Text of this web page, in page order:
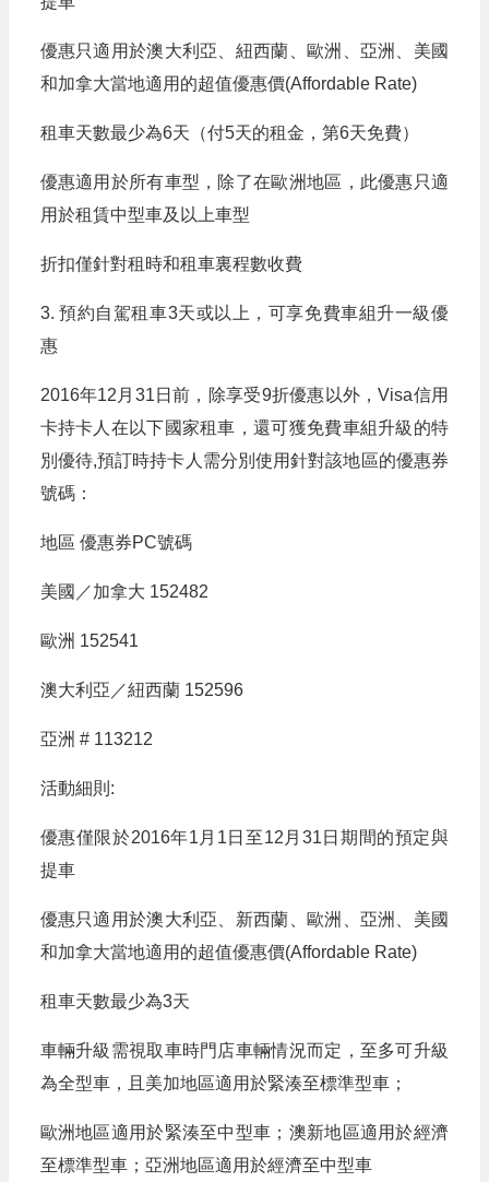
優惠只適用於澳大利亞、紐西蘭、歐洲、亞洲、美國
和加拿大當地適用的超值優惠價(Affordable Rate)
租車天數最少為6天（付5天的租金，第6天免費）
優惠適用於所有車型，除了在歐洲地區，此優惠只適
用於租賃中型車及以上車型
折扣僅針對租時和租車裏程數收費
3. 預約自駕租車3天或以上，可享免費車組升一級優
惠
2016年12月31日前，除享受9折優惠以外，Visa信用
卡持卡人在以下國家租車，還可獲免費車組升級的特
別優待,預訂時持卡人需分別使用針對該地區的優惠券
號碼：
地區 優惠券PC號碼
美國／加拿大 152482
歐洲 152541
澳大利亞／紐西蘭 152596
亞洲 # 113212
活動細則:
優惠僅限於2016年1月1日至12月31日期間的預定與
提車
優惠只適用於澳大利亞、新西蘭、歐洲、亞洲、美國
和加拿大當地適用的超值優惠價(Affordable Rate)
租車天數最少為3天
車輛升級需視取車時門店車輛情況而定，至多可升級
為全型車，且美加地區適用於緊湊至標準型車；
歐洲地區適用於緊湊至中型車；澳新地區適用於經濟
至標準型車；亞洲地區適用於經濟至中型車